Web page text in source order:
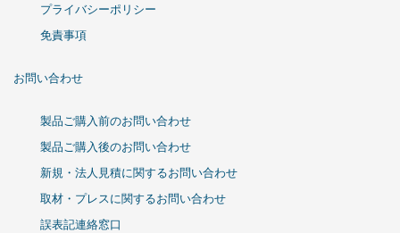
プライバシーポリシー
免責事項
お問い合わせ
製品ご購入前のお問い合わせ
製品ご購入後のお問い合わせ
新規・法人見積に関するお問い合わせ
取材・プレスに関するお問い合わせ
誤表記連絡窓口